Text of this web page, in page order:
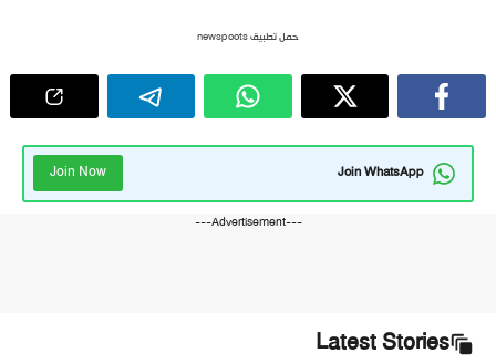
حمل تطبيق newspoots
Join WhatsApp
Join Now
---Advertisement---
Latest Stories